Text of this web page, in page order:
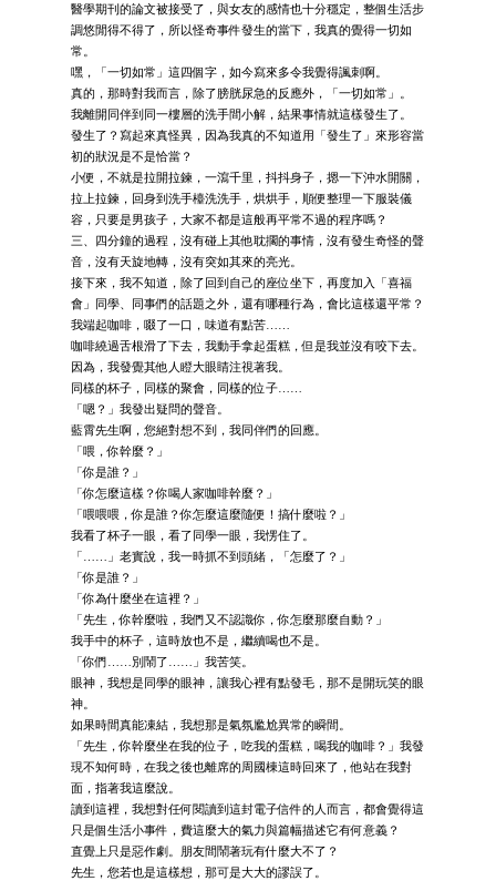
醫學期刊的論文被接受了，與女友的感情也十分穩定，整個生活步
調悠閒得不得了，所以怪奇事件發生的當下，我真的覺得一切如
常。
嘿，「一切如常」這四個字，如今寫來多令我覺得諷刺啊。
真的，那時對我而言，除了膀胱尿急的反應外，「一切如常」。
我離開同伴到同一樓層的洗手間小解，結果事情就這樣發生了。
發生了？寫起來真怪異，因為我真的不知道用「發生了」來形容當
初的狀況是不是恰當？
小便，不就是拉開拉鍊，一瀉千里，抖抖身子，摁一下沖水開關，
拉上拉鍊，回身到洗手檯洗洗手，烘烘手，順便整理一下服裝儀
容，只要是男孩子，大家不都是這般再平常不過的程序嗎？
三、四分鐘的過程，沒有碰上其他耽擱的事情，沒有發生奇怪的聲
音，沒有天旋地轉，沒有突如其來的亮光。
接下來，我不知道，除了回到自己的座位坐下，再度加入「喜福
會」同學、同事們的話題之外，還有哪種行為，會比這樣還平常？
我端起咖啡，啜了一口，味道有點苦……
咖啡繞過舌根滑了下去，我動手拿起蛋糕，但是我並沒有咬下去。
因為，我發覺其他人瞪大眼睛注視著我。
同樣的杯子，同樣的聚會，同樣的位子……
「嗯？」我發出疑問的聲音。
藍霄先生啊，您絕對想不到，我同伴們的回應。
「喂，你幹麼？」
「你是誰？」
「你怎麼這樣？你喝人家咖啡幹麼？」
「喂喂喂，你是誰？你怎麼這麼隨便！搞什麼啦？」
我看了杯子一眼，看了同學一眼，我愣住了。
「……」老實說，我一時抓不到頭緒，「怎麼了？」
「你是誰？」
「你為什麼坐在這裡？」
「先生，你幹麼啦，我們又不認識你，你怎麼那麼自動？」
我手中的杯子，這時放也不是，繼續喝也不是。
「你們……別鬧了……」我苦笑。
眼神，我想是同學的眼神，讓我心裡有點發毛，那不是開玩笑的眼
神。
如果時間真能凍結，我想那是氣氛尷尬異常的瞬間。
「先生，你幹麼坐在我的位子，吃我的蛋糕，喝我的咖啡？」我發
現不知何時，在我之後也離席的周國棟這時回來了，他站在我對
面，指著我這麼說。
讀到這裡，我想對任何閱讀到這封電子信件的人而言，都會覺得這
只是個生活小事件，費這麼大的氣力與篇幅描述它有何意義？
直覺上只是惡作劇。朋友間鬧著玩有什麼大不了？
先生，您若也是這樣想，那可是大大的謬誤了。